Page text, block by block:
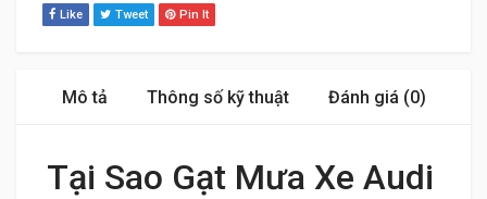
Like Tweet Pin It
Mô tả Thông số kỹ thuật Đánh giá (0)
Tại Sao Gạt Mưa Xe Audi